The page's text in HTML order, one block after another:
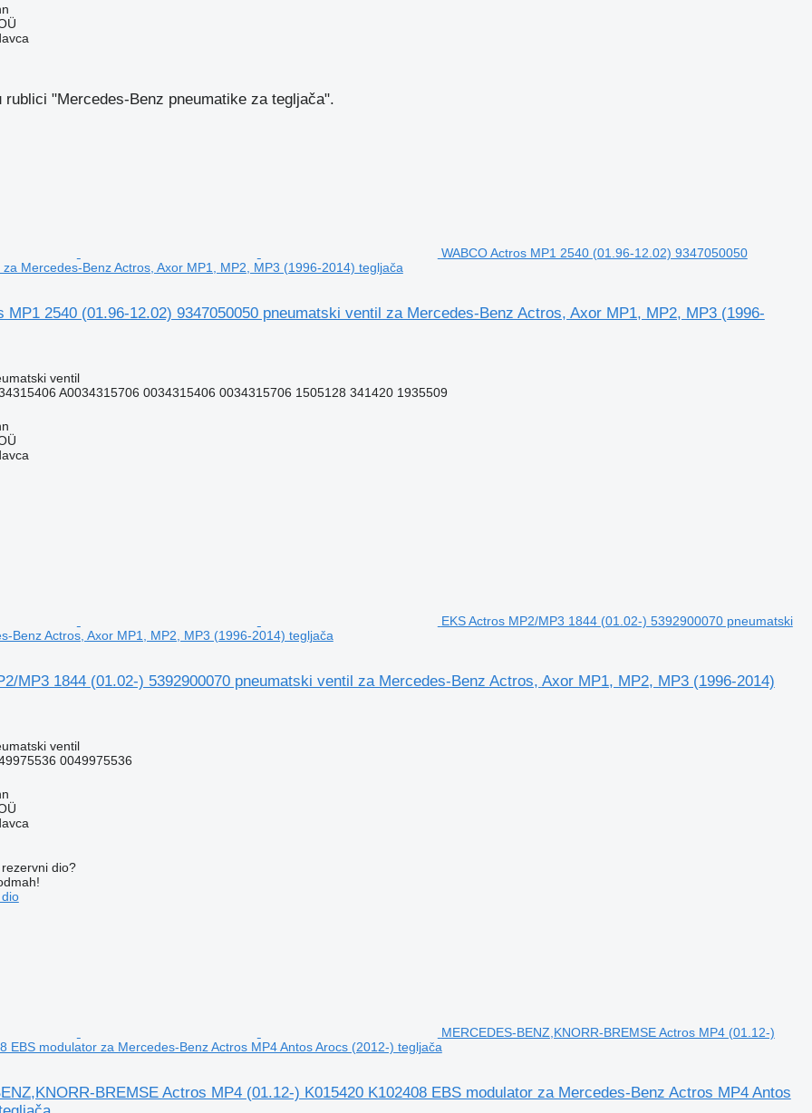
rublici "Mercedes-Benz pneumatikе za tegljača".
WABCO Actros MP1 2540 (01.96-12.02) 9347050050
Mercedes-Benz Actros, Axor MP1, MP2, MP3 (1996-2014) tegljača
MP1 2540 (01.96-12.02) 9347050050 pneumatski ventil za Mercedes-Benz Actros, Axor MP1, MP2, MP3 (1996-
ventil
A0034315706 0034315406 0034315706 1505128 341420 1935509
EKS Actros MP2/MP3 1844 (01.02-) 5392900070 pneumatski
Benz Actros, Axor MP1, MP2, MP3 (1996-2014) tegljača
MP3 1844 (01.02-) 5392900070 pneumatski ventil za Mercedes-Benz Actros, Axor MP1, MP2, MP3 (1996-2014)
ventil
0049975536
dio?
MERCEDES-BENZ,KNORR-BREMSE Actros MP4 (01.12-)
EBS modulator za Mercedes-Benz Actros MP4 Antos Arocs (2012-) tegljača
BREMSE Actros MP4 (01.12-) K015420 K102408 EBS modulator za Mercedes-Benz Actros MP4 Antos